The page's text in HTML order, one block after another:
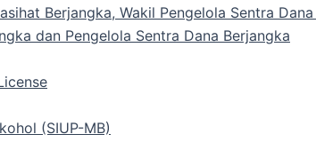
Berjangka, Wakil Pengelola Sentra
dan Pengelola Sentra Dana Berjangka
(SIUP-MB)